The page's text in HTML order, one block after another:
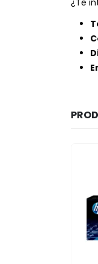
¿Te